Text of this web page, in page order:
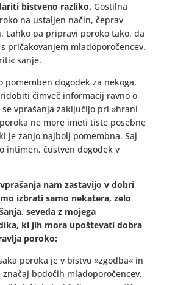
bistveno razliko. Gostilna
na ustaljen način, čeprav
Lahko pa pripravi poroko tako, da
pričakovanjem mladoporočencev.
sanje.
pomemben dogodek za nekoga,
čimveč informacij ravno o
vprašanja zaključijo pri »hrani
ne more imeti tiste posebne
je zanjo najbolj pomembna. Saj
intimen, čustven dogodek v
nam zastavijo v dobri
izbrati samo nekatera, zelo
seveda z mojega
ki jih mora upoštevati dobra
poroko:
poroka je v bistvu »zgodba« in
bodočih mladoporočencev.